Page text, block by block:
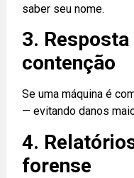
saber seu nome.
3.
contenção
Se uma máquina é
— evitando danos
4.
forense